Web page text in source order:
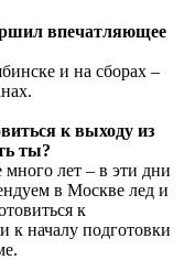
впечатляющее
и на сборах –
к выходу из
ты?
лет – в эти дни
в Москве лед и
к
к началу подготовки